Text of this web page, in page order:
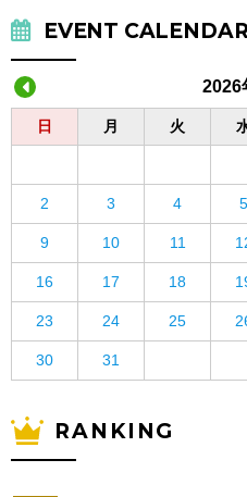
EVENT CALENDAR
2026
日 月 火
2 3 4 5
9 10 11
16 17 18
23 24 25
30 31
RANKING